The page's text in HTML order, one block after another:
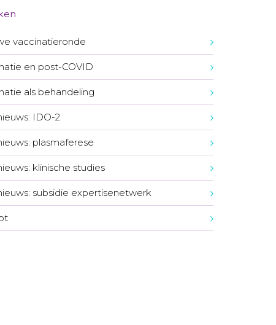
vaccinatieronde
en post-COVID
als behandeling
IDO-2
plasmaferese
klinische studies
subsidie expertisenetwerk